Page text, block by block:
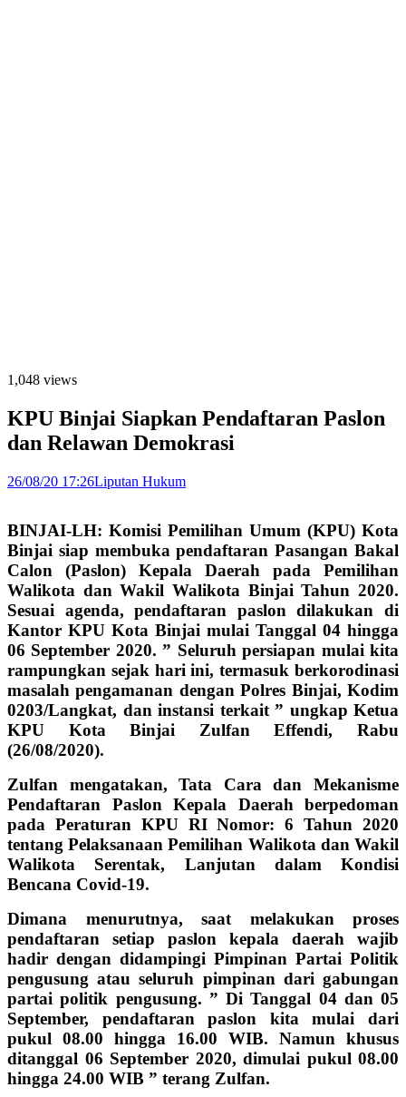
1,048 views
KPU Binjai Siapkan Pendaftaran Paslon
dan Relawan Demokrasi
26/08/20 17:26Liputan Hukum
BINJAI-LH: Komisi Pemilihan Umum (KPU) Kota
Binjai siap membuka pendaftaran Pasangan Bakal
Calon (Paslon) Kepala Daerah pada Pemilihan
Walikota dan Wakil Walikota Binjai Tahun 2020.
Sesuai agenda, pendaftaran paslon dilakukan di
Kantor KPU Kota Binjai mulai Tanggal 04 hingga
06 September 2020. ” Seluruh persiapan mulai kita
rampungkan sejak hari ini, termasuk berkorodinasi
masalah pengamanan dengan Polres Binjai, Kodim
0203/Langkat, dan instansi terkait ” ungkap Ketua
KPU Kota Binjai Zulfan Effendi, Rabu
(26/08/2020).
Zulfan mengatakan, Tata Cara dan Mekanisme
Pendaftaran Paslon Kepala Daerah berpedoman
pada Peraturan KPU RI Nomor: 6 Tahun 2020
tentang Pelaksanaan Pemilihan Walikota dan Wakil
Walikota Serentak, Lanjutan dalam Kondisi
Bencana Covid-19.
Dimana menurutnya, saat melakukan proses
pendaftaran setiap paslon kepala daerah wajib
hadir dengan didampingi Pimpinan Partai Politik
pengusung atau seluruh pimpinan dari gabungan
partai politik pengusung. ” Di Tanggal 04 dan 05
September, pendaftaran paslon kita mulai dari
pukul 08.00 hingga 16.00 WIB. Namun khusus
ditanggal 06 September 2020, dimulai pukul 08.00
hingga 24.00 WIB ” terang Zulfan.